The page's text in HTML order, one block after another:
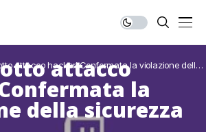
attacco hacker! Confermata la violazione della
attacco
la
della sicurezza